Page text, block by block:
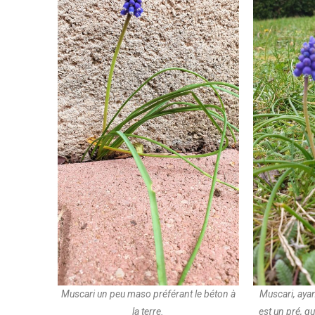
Muscari un peu maso préférant le béton à
la terre.
Muscari,
est un pré,